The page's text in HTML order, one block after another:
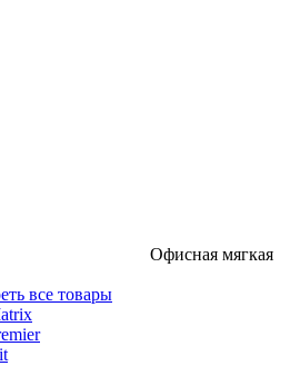
Офисная мягкая
все товары